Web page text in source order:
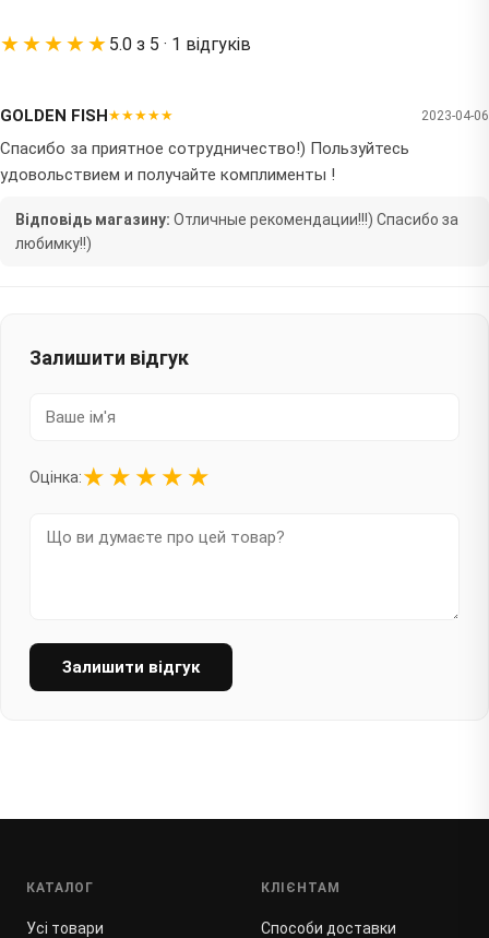
★★★★★ 5.0 з 5 · 1 відгуків
GOLDEN FISH★★★★★ 2023-04-06
Спасибо за приятное сотрудничество!) Пользуйтесь
удовольствием и получайте комплименты !
Відповідь магазину: Отличные рекомендации!!!) Спасибо за
любимку!!)
Залишити відгук
Оцінка:★ ★ ★ ★ ★
Залишити відгук
КАТАЛОГ
Усі товари
КЛІЄНТАМ
Способи доставки